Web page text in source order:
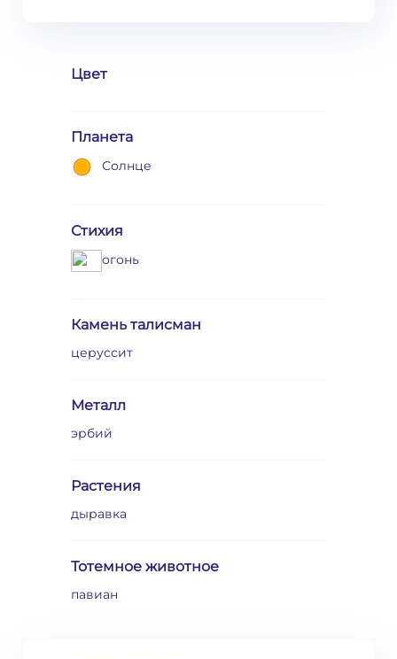
Цвет
Планета
Солнце
Стихия
огонь
Камень талисман
церуссит
Металл
эрбий
Растения
дыравка
Тотемное животное
павиан